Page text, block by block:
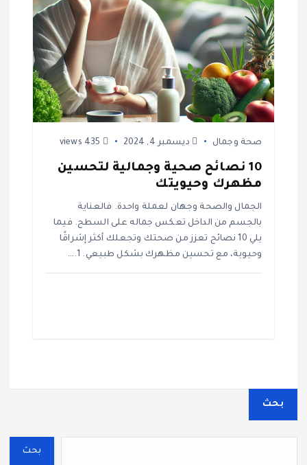
صحة وجمال ديسمبر 4, 2024
10 نصائح صحية وجمالية لتحسين
مظهرك وحيويتك
الجمال والصحة وجهان لعملة واحدة. فالعناية
بالجسم من الداخل تعكس جماله على السطح. فيما
يلي 10 نصائح تعزز من صحتك وتجعلك أكثر إشراقًا
وحيوية، مع تحسين مظهرك بشكل طبيعي. 1.…
بحث
بحث